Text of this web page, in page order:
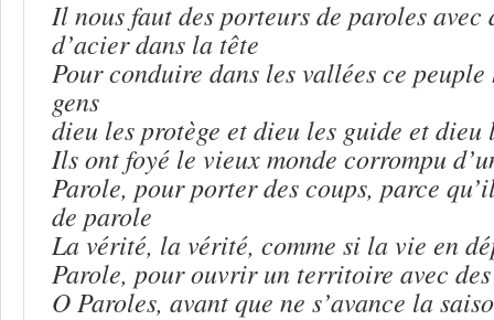
Il nous faut des porteurs de paroles avec
d’acier dans la tête
Pour conduire dans les vallées ce
gens
dieu les protège et dieu les guide et dieu
Ils ont foyé le vieux monde corrompu
Parole, pour porter des coups, parce
de parole
La vérité, la vérité, comme si la vie en
Parole, pour ouvrir un territoire avec
O Paroles, avant que ne s’avance la